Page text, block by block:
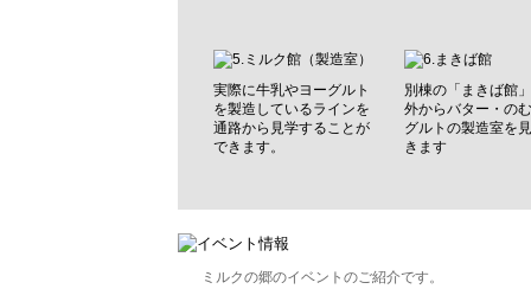
実際に牛乳やヨーグルト
を製造しているラインを
通路から見学することが
できます。
別棟の「まきば館
外からバター・の
グルトの製造室を
きます
ミルクの郷のイベントのご紹介です。